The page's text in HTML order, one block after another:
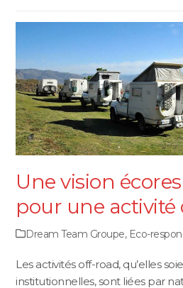
Une vision
pour une activité
Dream Team Groupe, Eco-
Les activités off-road, qu’elles
institutionnelles, sont liées par